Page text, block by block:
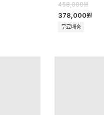
458,000원
378,000원
무료배송